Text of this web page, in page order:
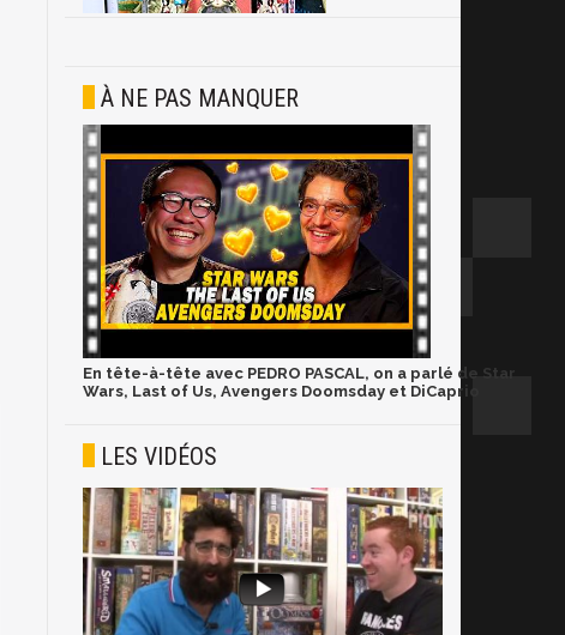
À NE PAS MANQUER
En tête-à-tête avec PEDRO PASCAL, on a parlé de Star
Wars, Last of Us, Avengers Doomsday et DiCaprio
LES VIDÉOS